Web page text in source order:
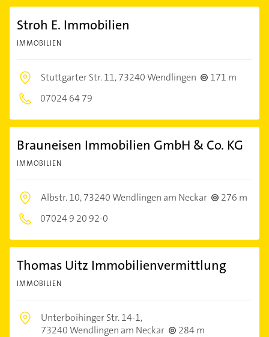
Stroh E. Immobilien
IMMOBILIEN
Stuttgarter Str. 11,73240 Wendlingen
171 m
07024 64 79
Brauneisen Immobilien GmbH & Co. KG
IMMOBILIEN
Albstr. 10,73240 Wendlingen am Neckar
276 m
07024 9 20 92-0
Thomas Uitz Immobilienvermittlung
IMMOBILIEN
Unterboihinger Str. 14-1,
73240 Wendlingen am Neckar
284 m